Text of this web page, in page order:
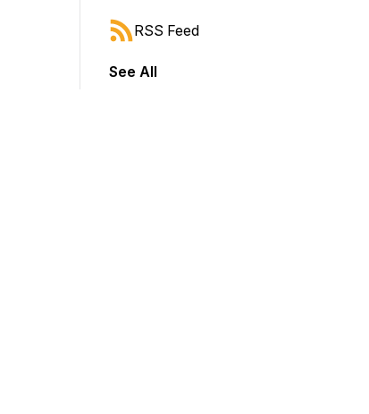
RSS Feed
See All